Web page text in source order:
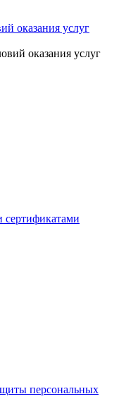
оказания услуг
сертификатами
персональных